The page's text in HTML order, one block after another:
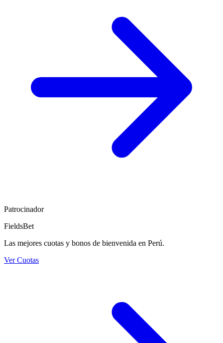
Patrocinador
FieldsBet
Las mejores cuotas y bonos de bienvenida en Perú.
Ver Cuotas